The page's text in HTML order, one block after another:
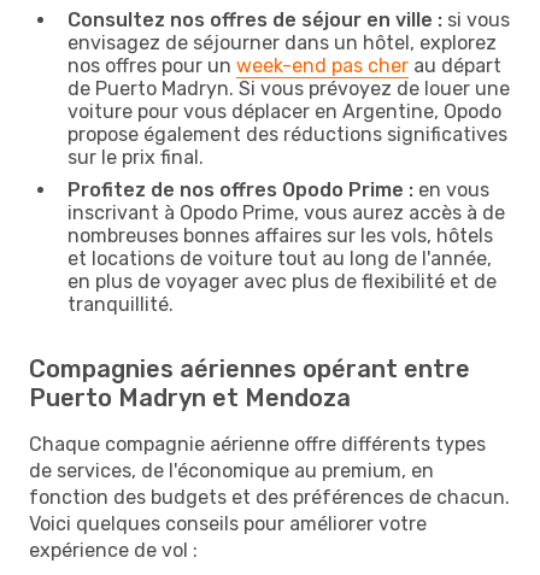
Consultez nos offres de séjour en ville : si vous
envisagez de séjourner dans un hôtel, explorez
nos offres pour un week-end pas cher au départ
de Puerto Madryn. Si vous prévoyez de louer une
voiture pour vous déplacer en Argentine, Opodo
propose également des réductions significatives
sur le prix final.
Profitez de nos offres Opodo Prime : en vous
inscrivant à Opodo Prime, vous aurez accès à de
nombreuses bonnes affaires sur les vols, hôtels
et locations de voiture tout au long de l'année,
en plus de voyager avec plus de flexibilité et de
tranquillité.
Compagnies aériennes opérant entre
Puerto Madryn et Mendoza
Chaque compagnie aérienne offre différents types
de services, de l'économique au premium, en
fonction des budgets et des préférences de chacun.
Voici quelques conseils pour améliorer votre
expérience de vol :